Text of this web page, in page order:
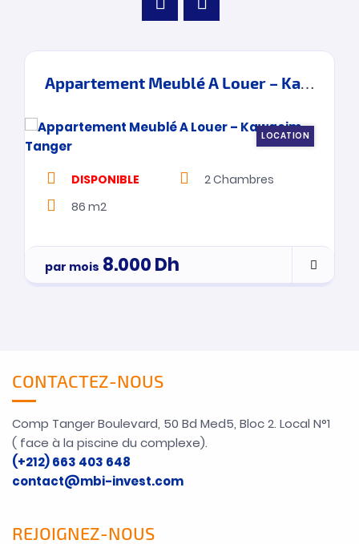
Appartement Meublé A Louer – Kawacim – Tanger
LOCATION
DISPONIBLE 2Chambres
86 m2
par mois 8.000Dh
CONTACTEZ-NOUS
Comp Tanger Boulevard, 50 Bd Med5, Bloc 2. Local N°1
( face à la piscine du complexe).
(+212) 663 403 648
contact@mbi-invest.com
REJOIGNEZ-NOUS